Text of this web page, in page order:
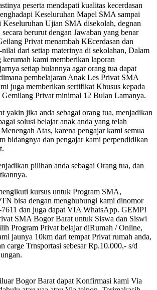
peserta mendapati kualitas kecerdasan
Keseluruhan Mapel SMA sampai
Keseluruhan Ujian SMA disekolah, degnan
berurut dengan Jawaban yang benar
Privat menambah KEcerdasan dan
dari setiap materinya di sekolahan, Dalam
kami memberikan laporan
setiap bulannya agar orang tua dapat
pembelajaran Anak Les Privat SMA
juga memberikan sertifikat Khusus kepada
Gemilang Privat minimal 12 Bulan Lamanya.
yakin jika anda sebagai orang tua, menjadikan
solusi belajar anak anda yang telah
Atas, karena pengajar kami semua
bidangnya dan pengajar kami perpendidikan
pilihan anda sebagai Orang tua, dan
kursus untuk Program SMA,
bisa dengan menghubungi kami dinomor
dan juga dapat VIA WhatsApp. GEMPI
SMA Bogor Barat untuk Siswa dan Siswi
Program Privat belajar diRumah / Online,
jaunya 10km dari tempat Privat rumah anda,
carge Trnsportasi sebesar Rp.10.000,- s/d
Bogor Barat dapat Konfirmasi kami Via